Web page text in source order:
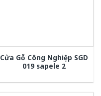
Cửa Gỗ Công Nghiệp SGD
019 sapele 2